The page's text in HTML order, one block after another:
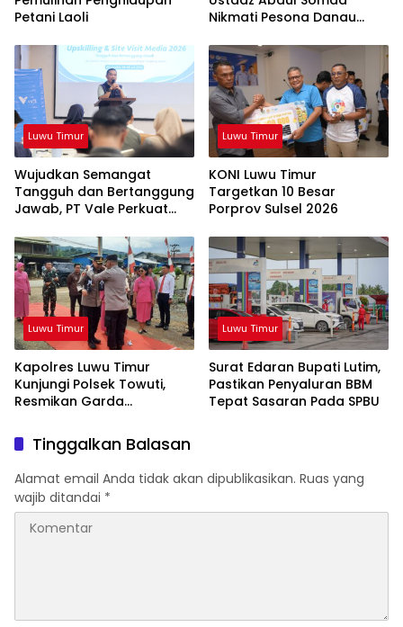
Petani Laoli
Nikmati Pesona Danau
Luwu Timur
Wujudkan Semangat
Tangguh dan Bertanggung
Jawab, PT Vale Perkuat
yang Kredibel
Luwu Timur
KONI Luwu Timur
Targetkan 10 Besar
Porprov Sulsel 2026
Luwu Timur
Kapolres Luwu Timur
Kunjungi Polsek Towuti,
Resmikan Garda
Desa Timampu
Luwu Timur
Surat Edaran Bupati Lutim,
Pastikan Penyaluran BBM
Tepat Sasaran Pada SPBU
Tinggalkan Balasan
Alamat email Anda tidak akan dipublikasikan. Ruas yang
wajib ditandai *